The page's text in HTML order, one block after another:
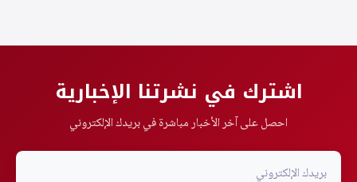
اشترك في نشرتنا الإخبارية
احصل على آخر الأخبار مباشرة في بريدك الإلكتروني